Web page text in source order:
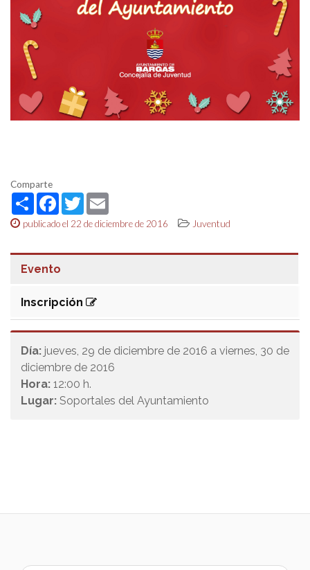
Comparte
ShareFacebook
Twitter
publicado el 22 de diciembre de 2016 Juventud
Evento
Inscripción
Día: jueves, 29 de diciembre de 2016 a viernes, 30 de
diciembre de 2016
Hora: 12:00 h.
Lugar: Soportales del Ayuntamiento